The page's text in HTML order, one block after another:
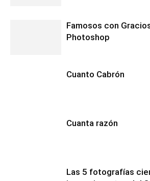
Famosos con
Photoshop
Cuanto Cabrón
Cuanta razón
Las 5 fotografías